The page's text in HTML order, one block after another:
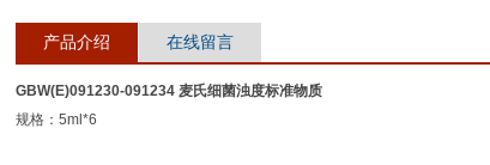
产品介绍 在线留言
GBW(E)091230-091234 麦氏细菌浊度标准物质
规格：5ml*6